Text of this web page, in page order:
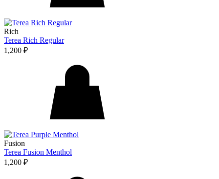
Rich
Terea Rich Regular
1,200 ₽
Fusion
Terea Fusion Menthol
1,200 ₽